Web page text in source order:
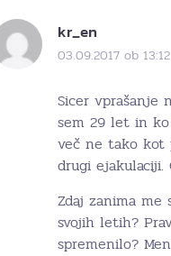
kr_en
03.09.2017 ob 13:12
Sicer vprašanje
sem 29 let in
več ne tako kot
drugi ejakulaciji.
Zdaj zanima
svojih letih?
spremenilo?